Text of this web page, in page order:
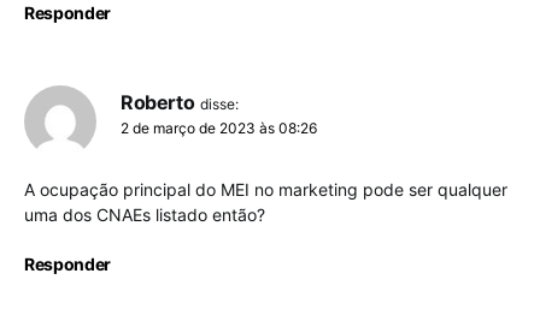
Responder
Roberto disse:
2 de março de 2023 às 08:26
A ocupação principal do MEI no marketing pode ser qualquer
uma dos CNAEs listado então?
Responder